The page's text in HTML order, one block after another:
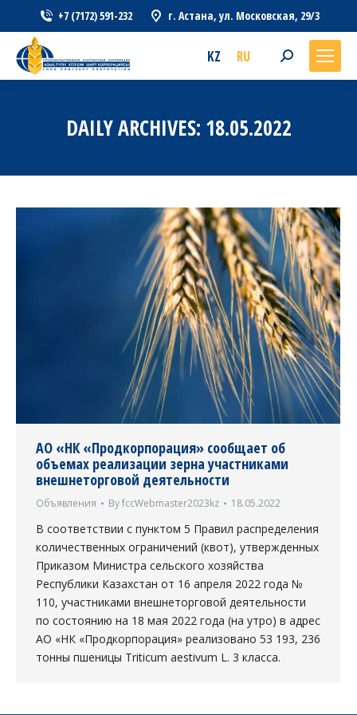
+7 (7172) 591-232 г. Астана, ул. Московская, 29/3
KZ RU Search:
DAILY ARCHIVES: 18.05.2022
АО «НК «Продкорпорация» сообщает об
объемах реализации зерна участниками
внешнеторговой деятельности
Объявления ByfccWebmaster2023kz 18.05.2022
В соответствии с пунктом 5 Правил распределения
количественных ограничений (квот), утвержденных
Приказом Министра сельского хозяйства
Республики Казахстан от 16 апреля 2022 года №
110, участниками внешнеторговой деятельности
по состоянию на 18 мая 2022 года (на утро) в адрес
АО «НК «Продкорпорация» реализовано 53 193, 236
тонны пшеницы Triticum aestivum L. 3 класса.